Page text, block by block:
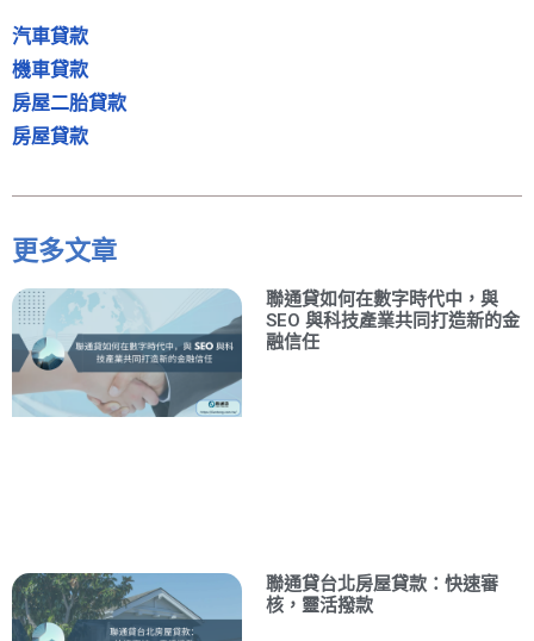
汽車貸款
機車貸款
房屋二胎貸款
房屋貸款
更多文章
聯通貸如何在數字時代中，與
SEO 與科技產業共同打造新的金
融信任
聯通貸台北房屋貸款：快速審
核，靈活撥款